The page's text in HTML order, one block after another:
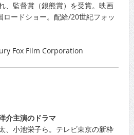
、監督賞（銀熊賞）を受賞。映画
ロードショー。配給/20世紀フォッ
Fox Film Corporation
介主演のドラマ
、小池栄子ら。テレビ東京の新枠